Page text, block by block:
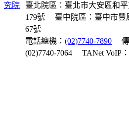
臺北院區：臺北市大安區和
179號
臺中院區：臺中市豐
67號
電話總機：(02)7740-7890
(02)7740-7064
TANet VoIP